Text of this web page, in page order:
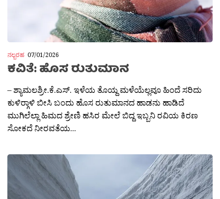
ನಲ್ಬರಹ 07/01/2026
ಕವಿತೆ: ಹೊಸ ರುತುಮಾನ
– ಶ್ಯಾಮಲಶ್ರೀ.ಕೆ.ಎಸ್. ಇಳೆಯ ತೊಯ್ದ ಮಳೆಯೆಲ್ಲವೂ ಹಿಂದೆ ಸರಿದು
ಕುಳಿರ‍್ಗಾಳಿ ಬೀಸಿ ಬಂದು ಹೊಸ ರುತುಮಾನದ ಹಾಡನು ಹಾಡಿದೆ
ಮುಗಿಲೆಲ್ಲಾ ಹಿಮದ ಶ್ರೇಣಿ ಹಸಿರ ಮೇಲೆ ಬಿದ್ದ ಇಬ್ಬನಿ ರವಿಯ ಕಿರಣ
ಸೋಕದೆ ನೀರವತೆಯ...